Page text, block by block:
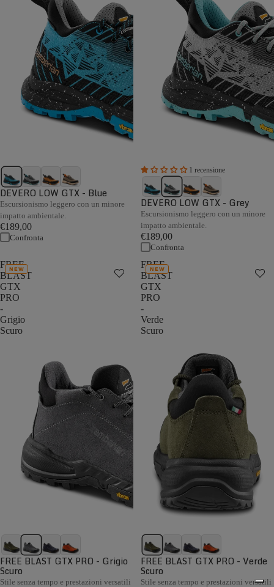
DEVERO LOW GTX - Blue
Escursionismo leggero con un minore
impatto ambientale.
€189,00
Confronta
1 recensione
DEVERO LOW GTX - Grey
Escursionismo leggero con un minore
impatto ambientale.
€189,00
Confronta
FREE
BLAST
GTX
PRO
-
Grigio
Scuro
NEW
FREE BLAST GTX PRO - Grigio
Scuro
Stile senza tempo e prestazioni versatili
FREE
BLAST
GTX
PRO
-
Verde
Scuro
NEW
FREE BLAST GTX PRO - Verde
Scuro
Stile senza tempo e prestazioni versatili